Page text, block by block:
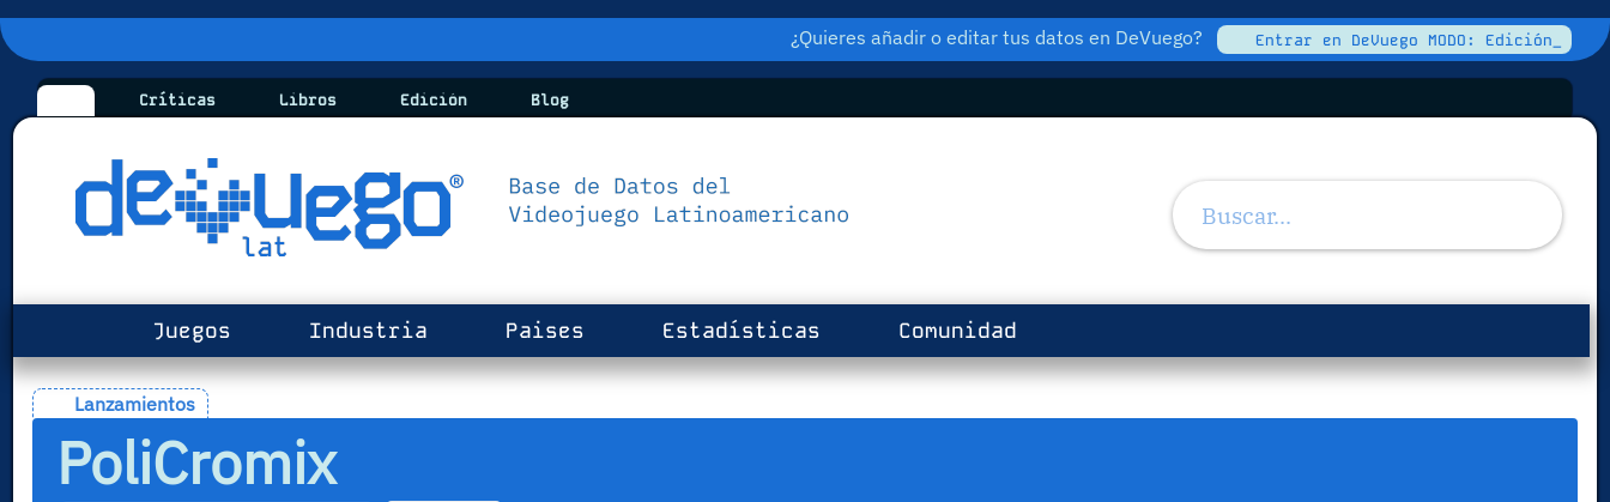
¿Quieres añadir o editar tus datos en DeVuego? Entrar en DeVuego MODO: Edición_
Críticas Libros Edición Blog
Juegos Industria Paises Estadísticas Comunidad
Lanzamientos
PoliCromix